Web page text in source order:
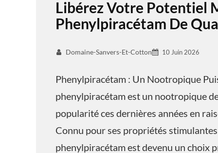
Libérez Votre Potentiel
Phenylpiracétam De
Domaine-Sanvers-Et-Cotton 10 Juin 2026
Phenylpiracétam : Un Nootropique
phenylpiracétam est un nootropique
popularité ces dernières années en
Connu pour ses propriétés
phenylpiracétam est devenu un choix